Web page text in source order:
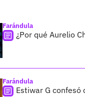
Farándula
¿Por qué Aurelio
Farándula
Estiwar G